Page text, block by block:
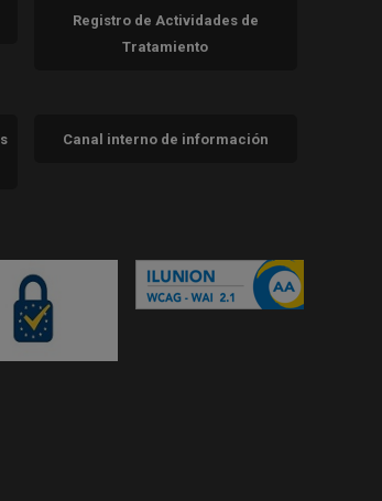
Registro de Actividades de
Tratamiento
Canal interno de información